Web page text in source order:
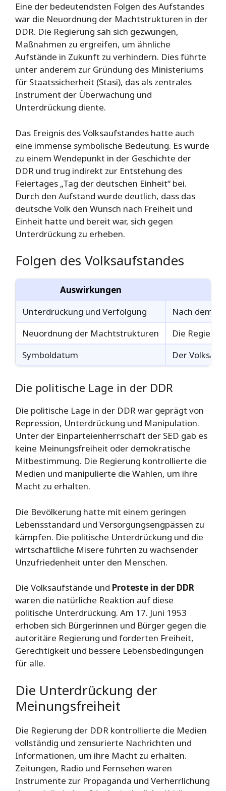
Eine der bedeutendsten Folgen des Aufstandes
war die Neuordnung der Machtstrukturen in der
DDR. Die Regierung sah sich gezwungen,
Maßnahmen zu ergreifen, um ähnliche
Aufstände in Zukunft zu verhindern. Dies führte
unter anderem zur Gründung des Ministeriums
für Staatssicherheit (Stasi), das als zentrales
Instrument der Überwachung und
Unterdrückung diente.
Das Ereignis des Volksaufstandes hatte auch
eine immense symbolische Bedeutung. Es wurde
zu einem Wendepunkt in der Geschichte der
DDR und trug indirekt zur Entstehung des
Feiertages „Tag der deutschen Einheit“ bei.
Durch den Aufstand wurde deutlich, dass das
deutsche Volk den Wunsch nach Freiheit und
Einheit hatte und bereit war, sich gegen
Unterdrückung zu erheben.
Folgen des Volksaufstandes
Auswirkungen
Unterdrückung und Verfolgung
Nach dem
Neuordnung der Machtstrukturen
Die
Symboldatum
Der
Die politische Lage in der DDR
Die politische Lage in der DDR war geprägt von
Repression, Unterdrückung und Manipulation.
Unter der Einparteienherrschaft der SED gab es
keine Meinungsfreiheit oder demokratische
Mitbestimmung. Die Regierung kontrollierte die
Medien und manipulierte die Wahlen, um ihre
Macht zu erhalten.
Die Bevölkerung hatte mit einem geringen
Lebensstandard und Versorgungsengpässen zu
kämpfen. Die politische Unterdrückung und die
wirtschaftliche Misere führten zu wachsender
Unzufriedenheit unter den Menschen.
Die Volksaufstände und Proteste in der DDR
waren die natürliche Reaktion auf diese
politische Unterdrückung. Am 17. Juni 1953
erhoben sich Bürgerinnen und Bürger gegen die
autoritäre Regierung und forderten Freiheit,
Gerechtigkeit und bessere Lebensbedingungen
für alle.
Die Unterdrückung der
Meinungsfreiheit
Die Regierung der DDR kontrollierte die Medien
vollständig und zensurierte Nachrichten und
Informationen, um ihre Macht zu erhalten.
Zeitungen, Radio und Fernsehen waren
Instrumente zur Propaganda und Verherrlichung